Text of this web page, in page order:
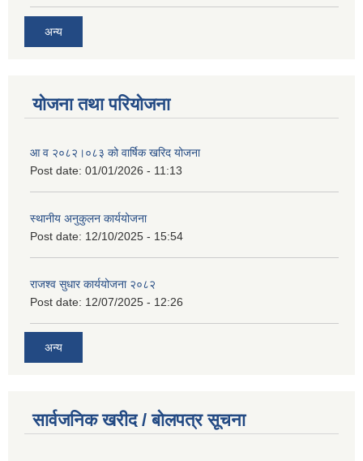
अन्य
योजना तथा परियोजना
आ व २०८२।०८३ को वार्षिक खरिद योजना
Post date: 01/01/2026 - 11:13
स्थानीय अनुकुलन कार्ययोजना
Post date: 12/10/2025 - 15:54
राजश्व सुधार कार्ययोजना २०८२
Post date: 12/07/2025 - 12:26
अन्य
सार्वजनिक खरीद / बोलपत्र सूचना